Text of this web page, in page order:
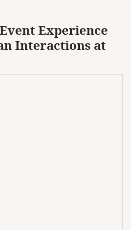
Experience
Interactions at